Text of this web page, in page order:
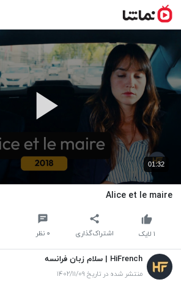
01:32
Alice et le maire
اشتراک‌گذاری ۰ نظر ۱ لایک
HiFrench | سلام زبان فرانسه
منتشر شده در تاریخ ۱۴۰۲/۱۱/۰۹